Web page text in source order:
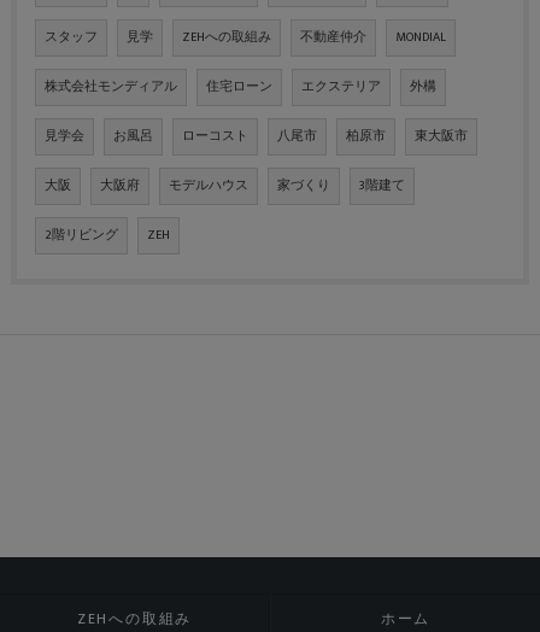
スタッフ 見学 ZEHへの取組み 不動産仲介 MONDIAL
株式会社モンディアル 住宅ローン エクステリア 外構
見学会 お風呂 ローコスト 八尾市 柏原市 東大阪市
大阪 大阪府 モデルハウス 家づくり 3階建て
2階リビング ZEH
ZEHへの取組み ホーム